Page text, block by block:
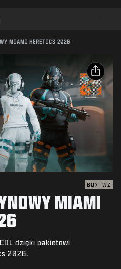
MIAMI HERETICS 2026
ZAKUP
usunąć daną zawartość
na inną.
UDOSTĘPNIJ
E-mail
Facebook
X
Skopiuj link
BO7 WZ
MIAMI
dzięki pakietowi
2026.